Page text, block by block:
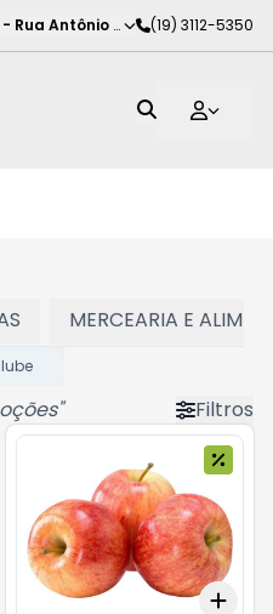
- Rua Antônio Rodrigues de
(19) 3112-5350
MERCEARIA E
" Filtros
+10 Add